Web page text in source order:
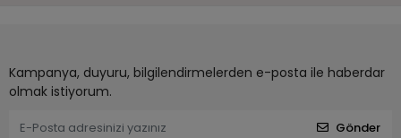
Kampanya, duyuru, bilgilendirmelerden e-posta ile haberdar
olmak istiyorum.
Gönder